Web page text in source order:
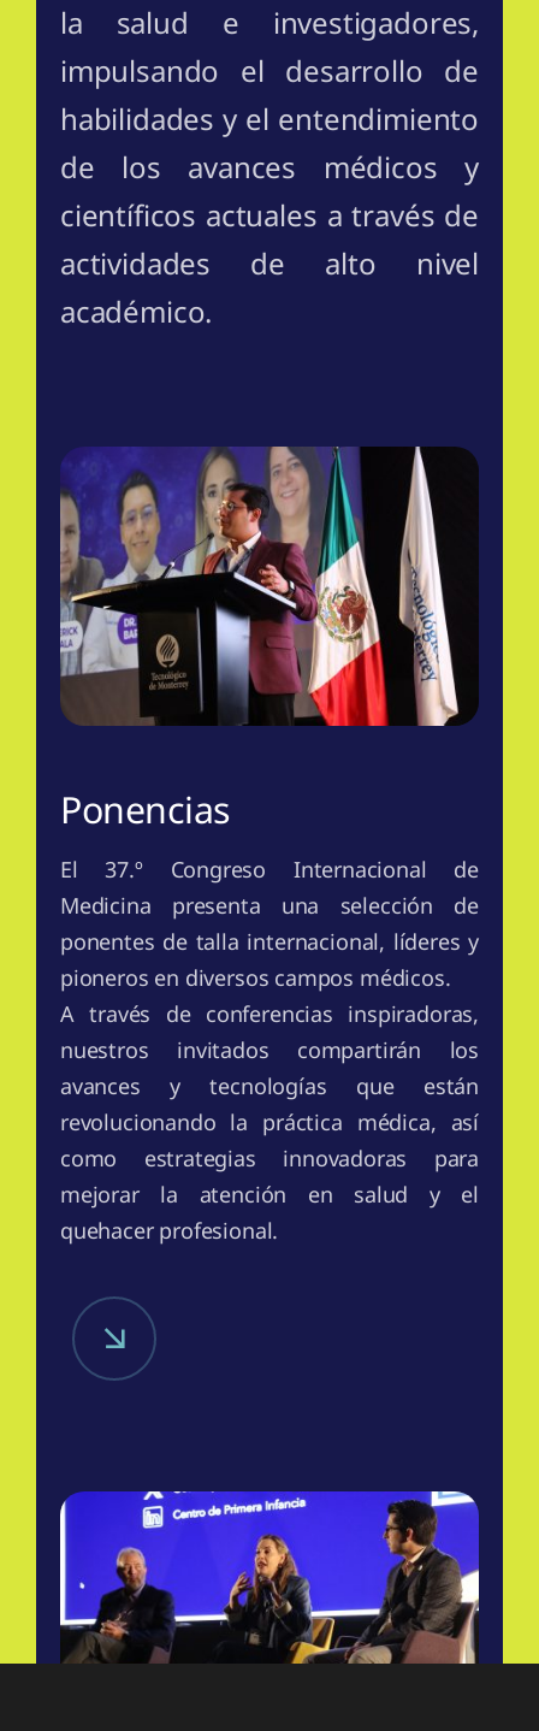
la salud e investigadores,
impulsando el desarrollo de
habilidades y el entendimiento
de los avances médicos y
científicos actuales a través de
actividades de alto nivel
académico.
Ponencias
El 37.º Congreso Internacional de
Medicina presenta una selección de
ponentes de talla internacional, líderes y
pioneros en diversos campos médicos.
A través de conferencias inspiradoras,
nuestros invitados compartirán los
avances y tecnologías que están
revolucionando la práctica médica, así
como estrategias innovadoras para
mejorar la atención en salud y el
quehacer profesional.